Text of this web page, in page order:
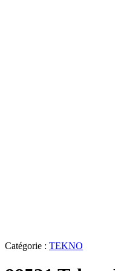
Catégorie : TEKNO